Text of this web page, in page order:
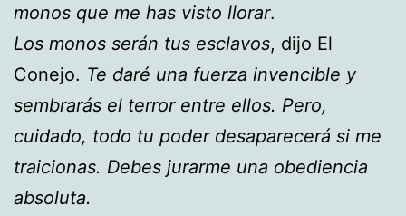
monos que me has visto llorar.
Los monos serán tus esclavos, dijo El
Conejo. Te daré una fuerza invencible y
sembrarás el terror entre ellos. Pero,
cuidado, todo tu poder desaparecerá si me
traicionas. Debes jurarme una obediencia
absoluta.